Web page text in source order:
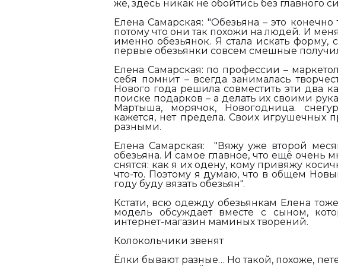
же, здесь никак не обойтись без главного
Елена Самарская: "Обезьяна – это конечно
потому что они так похожи на людей. И
именно обезьянок. Я стала искать форму,
первые обезьянки совсем смешные
Елена Самарская: по профессии –
себя помнит – всегда занималась
Нового года решила совместить эти два
поиске подарков – а делать их своими
Мартыша, морячок, Новогодница.
кажется, нет предела. Своих игрушечных
разными.
Елена Самарская:
"Вяжу уже второй
обезьяна. И самое главное, что ещё очень
снятся: как я их одену, кому привяжу
что-то. Поэтому я думаю, что в общем
году буду вязать обезьян".
Кстати, всю одежду обезьянкам Елена
модель обсуждает вместе с сыном,
интернет-магазин маминых творений.
Колокольчики звенят
Ёлки бывают разные… Но такой, похоже,